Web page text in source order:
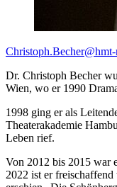
Christoph.Becher
Dr. Christoph Becher
Wien, wo er 1990
1998 ging er als
Theaterakademie
Leben rief.
Von 2012 bis 2015 war
2022 ist er